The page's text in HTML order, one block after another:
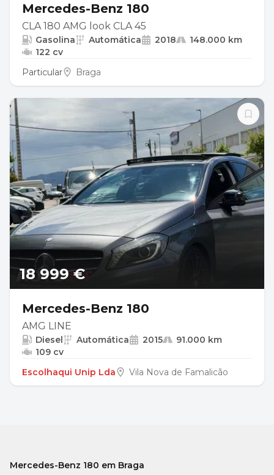
Mercedes-Benz 180
CLA 180 AMG look CLA 45
Gasolina Automática 2018
148.000 km
122 cv
Particular
Braga
18 999 €
Mercedes-Benz 180
AMG LINE
Diesel Automática 2015
91.000 km
109 cv
Escolhaqui Unip Lda
Vila Nova de Famalicão
Mercedes-Benz 180 em Braga